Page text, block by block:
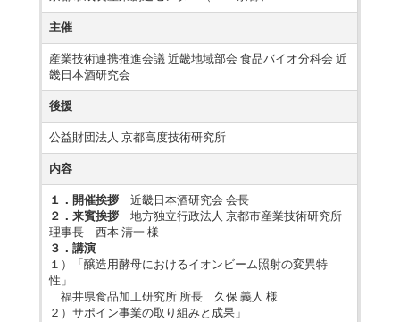
主催
産業技術連携推進会議 近畿地域部会 食品バイオ分科会 近
畿日本酒研究会
後援
公益財団法人 京都高度技術研究所
内容
１．開催挨拶 近畿日本酒研究会 会長
２．来賓挨拶 地方独立行政法人 京都市産業技術研究所
理事長 西本 清一 様
３．講演
１）「醸造用酵母におけるイオンビーム照射の変異特
性」
福井県食品加工研究所 所長 久保 義人 様
２）サポイン事業の取り組みと成果」